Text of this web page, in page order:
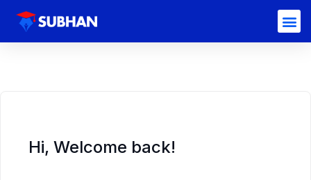
Hi, Welcome back!